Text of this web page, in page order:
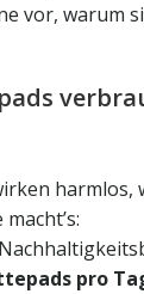
vor, warum
harmlos,
pro